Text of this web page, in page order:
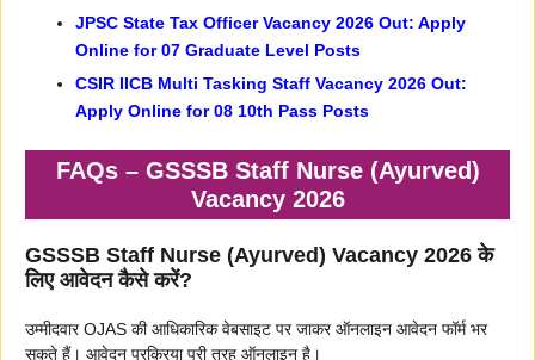
JPSC State Tax Officer Vacancy 2026 Out: Apply
Online for 07 Graduate Level Posts
CSIR IICB Multi Tasking Staff Vacancy 2026 Out:
Apply Online for 08 10th Pass Posts
FAQs – GSSSB Staff Nurse (Ayurved)
Vacancy 2026
GSSSB Staff Nurse (Ayurved) Vacancy 2026 के
लिए आवेदन कैसे करें?
उम्मीदवार OJAS की आधिकारिक वेबसाइट पर जाकर ऑनलाइन आवेदन फॉर्म भर
सकते हैं। आवेदन प्रक्रिया पूरी तरह ऑनलाइन है।